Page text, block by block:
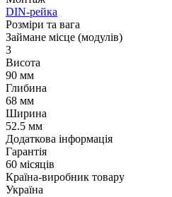
DIN-рейка
Розміри та вага
Займане місце (модулів)
3
Висота
90 мм
Глибина
68 мм
Ширина
52.5 мм
Додаткова інформація
Гарантія
60 місяців
Країна-виробник товару
Україна